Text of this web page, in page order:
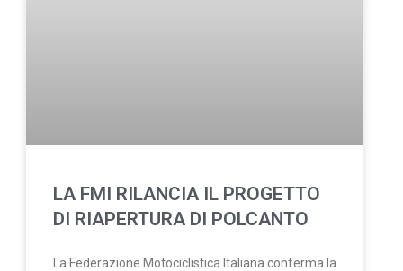
LA FMI RILANCIA IL PROGETTO
DI RIAPERTURA DI POLCANTO
La Federazione Motociclistica Italiana conferma la